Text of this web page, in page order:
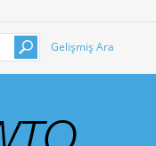
Gelişmiş Ara